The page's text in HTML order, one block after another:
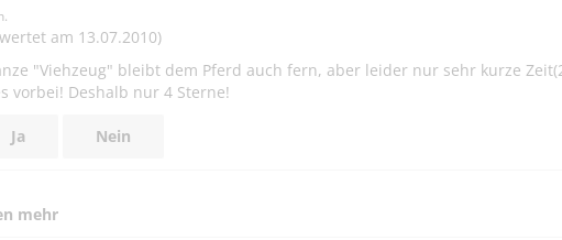
am 13.07.2010)
"Viehzeug" bleibt dem Pferd auch fern, aber leider nur sehr kurze
vorbei! Deshalb nur 4 Sterne!
Ja Nein
mehr